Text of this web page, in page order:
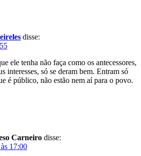
disse:
ele tenha não faça como os antecessores,
interesses, só se deram bem. Entram só
é público, não estão nem aí para o povo.
Carneiro disse:
17:00